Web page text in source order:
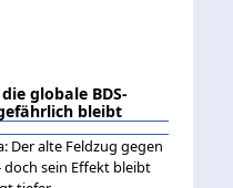
globale BDS-
bleibt
Der alte Feldzug gegen
doch sein Effekt bleibt